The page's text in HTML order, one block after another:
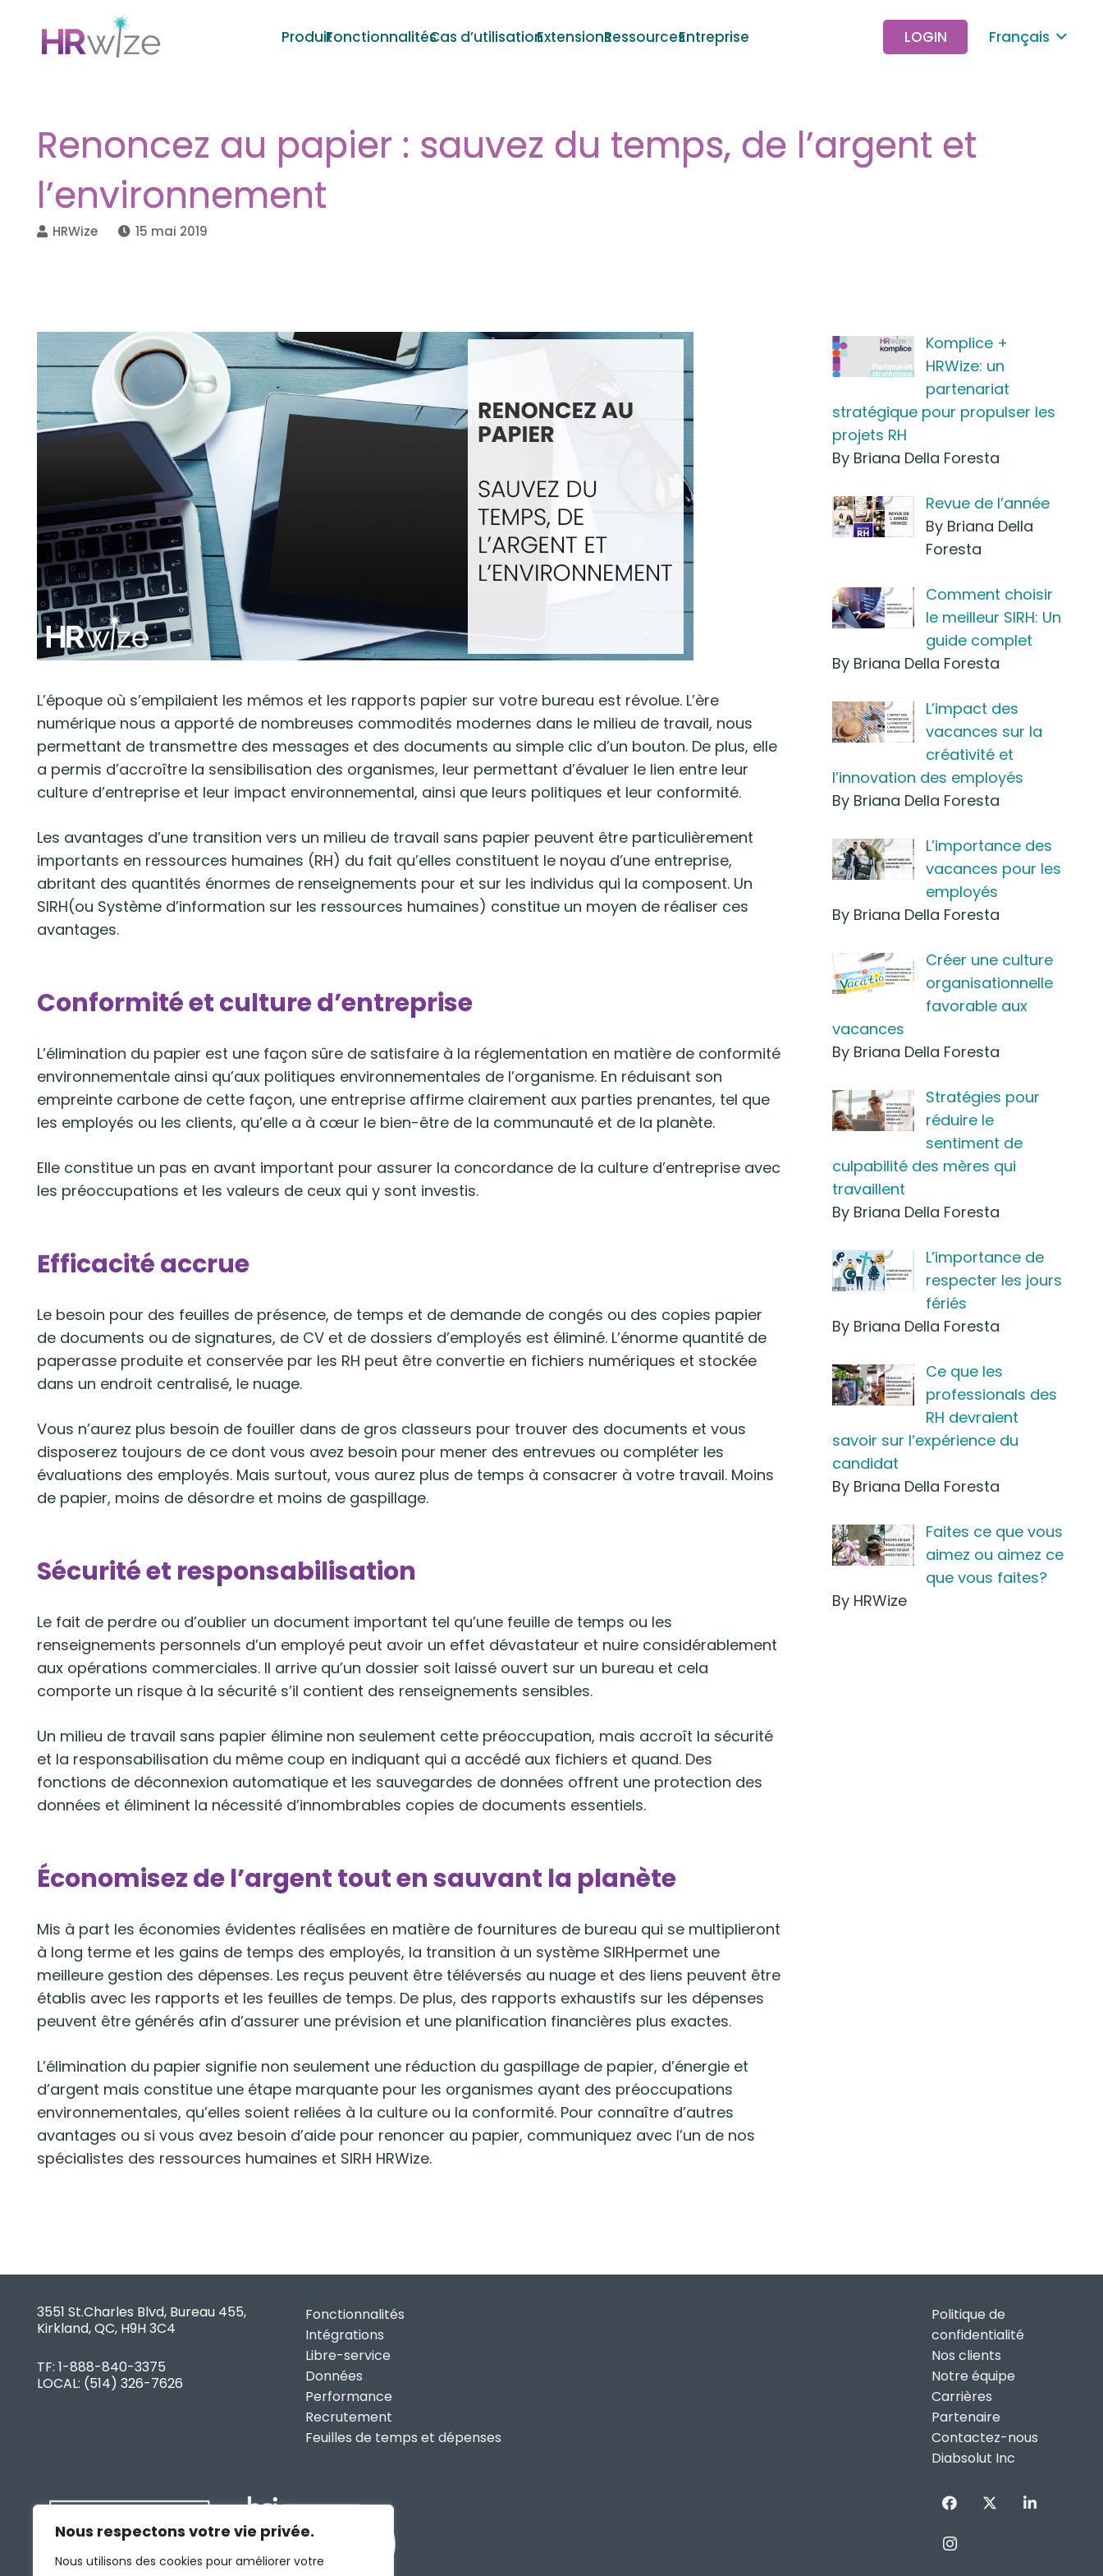
Nous respectons votre vie privée.
Nous utilisons des cookies pour améliorer votre
ProduitFonctionnalitésCas d’utilisationExtensionsRessourcesEntreprise LOGIN Français
Renoncez au papier : sauvez du temps, de l’argent et
l’environnement
HRWize 15 mai 2019
L’époque où s’empilaient les mémos et les rapports papier sur votre bureau est révolue. L’ère
numérique nous a apporté de nombreuses commodités modernes dans le milieu de travail, nous
permettant de transmettre des messages et des documents au simple clic d’un bouton. De plus, elle
a permis d’accroître la sensibilisation des organismes, leur permettant d’évaluer le lien entre leur
culture d’entreprise et leur impact environnemental, ainsi que leurs politiques et leur conformité.
Les avantages d’une transition vers un milieu de travail sans papier peuvent être particulièrement
importants en ressources humaines (RH) du fait qu’elles constituent le noyau d’une entreprise,
abritant des quantités énormes de renseignements pour et sur les individus qui la composent. Un
SIRH(ou Système d’information sur les ressources humaines) constitue un moyen de réaliser ces
avantages.
Conformité et culture d’entreprise
L’élimination du papier est une façon sûre de satisfaire à la réglementation en matière de conformité
environnementale ainsi qu’aux politiques environnementales de l’organisme. En réduisant son
empreinte carbone de cette façon, une entreprise affirme clairement aux parties prenantes, tel que
les employés ou les clients, qu’elle a à cœur le bien-être de la communauté et de la planète.
Elle constitue un pas en avant important pour assurer la concordance de la culture d’entreprise avec
les préoccupations et les valeurs de ceux qui y sont investis.
Efficacité accrue
Le besoin pour des feuilles de présence, de temps et de demande de congés ou des copies papier
de documents ou de signatures, de CV et de dossiers d’employés est éliminé. L’énorme quantité de
paperasse produite et conservée par les RH peut être convertie en fichiers numériques et stockée
dans un endroit centralisé, le nuage.
Vous n’aurez plus besoin de fouiller dans de gros classeurs pour trouver des documents et vous
disposerez toujours de ce dont vous avez besoin pour mener des entrevues ou compléter les
évaluations des employés. Mais surtout, vous aurez plus de temps à consacrer à votre travail. Moins
de papier, moins de désordre et moins de gaspillage.
Sécurité et responsabilisation
Le fait de perdre ou d’oublier un document important tel qu’une feuille de temps ou les
renseignements personnels d’un employé peut avoir un effet dévastateur et nuire considérablement
aux opérations commerciales. Il arrive qu’un dossier soit laissé ouvert sur un bureau et cela
comporte un risque à la sécurité s’il contient des renseignements sensibles.
Un milieu de travail sans papier élimine non seulement cette préoccupation, mais accroît la sécurité
et la responsabilisation du même coup en indiquant qui a accédé aux fichiers et quand. Des
fonctions de déconnexion automatique et les sauvegardes de données offrent une protection des
données et éliminent la nécessité d’innombrables copies de documents essentiels.
Économisez de l’argent tout en sauvant la planète
Mis à part les économies évidentes réalisées en matière de fournitures de bureau qui se multiplieront
à long terme et les gains de temps des employés, la transition à un système SIRHpermet une
meilleure gestion des dépenses. Les reçus peuvent être téléversés au nuage et des liens peuvent être
établis avec les rapports et les feuilles de temps. De plus, des rapports exhaustifs sur les dépenses
peuvent être générés afin d’assurer une prévision et une planification financières plus exactes.
L’élimination du papier signifie non seulement une réduction du gaspillage de papier, d’énergie et
d’argent mais constitue une étape marquante pour les organismes ayant des préoccupations
environnementales, qu’elles soient reliées à la culture ou la conformité. Pour connaître d’autres
avantages ou si vous avez besoin d’aide pour renoncer au papier, communiquez avec l’un de nos
spécialistes des ressources humaines et SIRH HRWize.
Komplice +
HRWize: un
partenariat
stratégique pour propulser les
projets RH
By Briana Della Foresta
Revue de l’année
By Briana Della
Foresta
Comment choisir
le meilleur SIRH: Un
guide complet
By Briana Della Foresta
L’impact des
vacances sur la
créativité et
l’innovation des employés
By Briana Della Foresta
L’importance des
vacances pour les
employés
By Briana Della Foresta
Créer une culture
organisationnelle
favorable aux
vacances
By Briana Della Foresta
Stratégies pour
réduire le
sentiment de
culpabilité des mères qui
travaillent
By Briana Della Foresta
L’importance de
respecter les jours
fériés
By Briana Della Foresta
Ce que les
professionals des
RH devraient
savoir sur l’expérience du
candidat
By Briana Della Foresta
Faites ce que vous
aimez ou aimez ce
que vous faites?
By HRWize
3551 St.Charles Blvd, Bureau 455,
Kirkland, QC, H9H 3C4
TF: 1-888-840-3375
LOCAL: (514) 326-7626
Fonctionnalités
Intégrations
Libre-service
Données
Performance
Recrutement
Feuilles de temps et dépenses
Politique de
confidentialité
Nos clients
Notre équipe
Carrières
Partenaire
Contactez-nous
Diabsolut Inc